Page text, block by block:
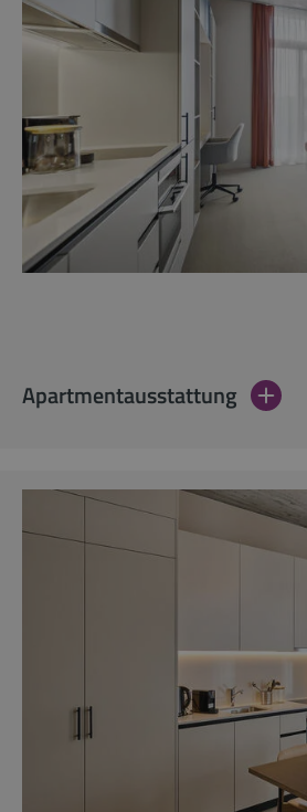
Apartmentausstattung